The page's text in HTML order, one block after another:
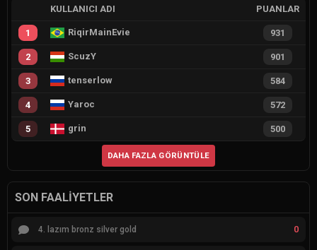
KULLANICI ADI PUANLAR
1 RiqirMainEvie 931
2 ScuzY 901
3 tenserlow 584
4 Yaroc 572
5 grin 500
DAHA FAZLA GÖRÜNTÜLE
SON FAALIYETLER
4. lazım bronz silver gold 0